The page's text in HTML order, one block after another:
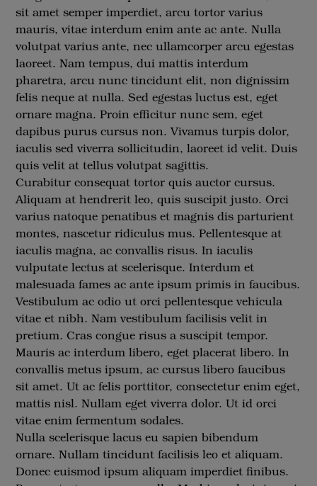
sit amet semper imperdiet, arcu tortor varius
mauris, vitae interdum enim ante ac ante. Nulla
volutpat varius ante, nec ullamcorper arcu egestas
laoreet. Nam tempus, dui mattis interdum
pharetra, arcu nunc tincidunt elit, non dignissim
felis neque at nulla. Sed egestas luctus est, eget
ornare magna. Proin efficitur nunc sem, eget
dapibus purus cursus non. Vivamus turpis dolor,
iaculis sed viverra sollicitudin, laoreet id velit. Duis
quis velit at tellus volutpat sagittis.
Curabitur consequat tortor quis auctor cursus.
Aliquam at hendrerit leo, quis suscipit justo. Orci
varius natoque penatibus et magnis dis parturient
montes, nascetur ridiculus mus. Pellentesque at
iaculis magna, ac convallis risus. In iaculis
vulputate lectus at scelerisque. Interdum et
malesuada fames ac ante ipsum primis in faucibus.
Vestibulum ac odio ut orci pellentesque vehicula
vitae et nibh. Nam vestibulum facilisis velit in
pretium. Cras congue risus a suscipit tempor.
Mauris ac interdum libero, eget placerat libero. In
convallis metus ipsum, ac cursus libero faucibus
sit amet. Ut ac felis porttitor, consectetur enim eget,
mattis nisl. Nullam eget viverra dolor. Ut id orci
vitae enim fermentum sodales.
Nulla scelerisque lacus eu sapien bibendum
ornare. Nullam tincidunt facilisis leo et aliquam.
Donec euismod ipsum aliquam imperdiet finibus.